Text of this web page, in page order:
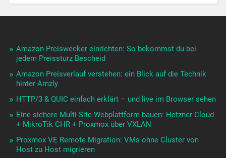
Amazon Preiswecker einrichten: So bekommst du bei
jedem Preissturz Bescheid
Amazon Preisverlauf verstehen: ein Blick auf die Technik
hinter Amzly
HTTP/3 & QUIC einfach erklärt – und live im Browser sehen
Eine sichere Multi-Site-Webplattform bauen: Hetzner Cloud
+ MikroTik CHR + Proxmox über VXLAN
Proxmox VE Remote Migration: VMs ohne Cluster von
Host zu Host migrieren